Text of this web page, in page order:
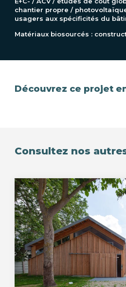
chantier propre /
usagers aux spécificités du
Matériaux biosourcés :
Découvrez ce projet
Consultez nos